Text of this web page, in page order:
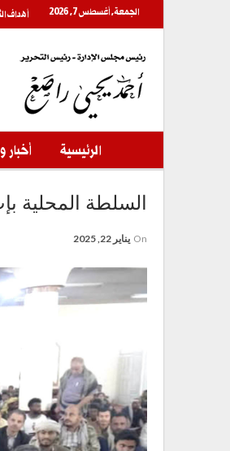
الجمعة, أغسطس 7, 2026 أهداف
الرئيسية أخبار
السلطة المحلية
On يناير 22, 2025